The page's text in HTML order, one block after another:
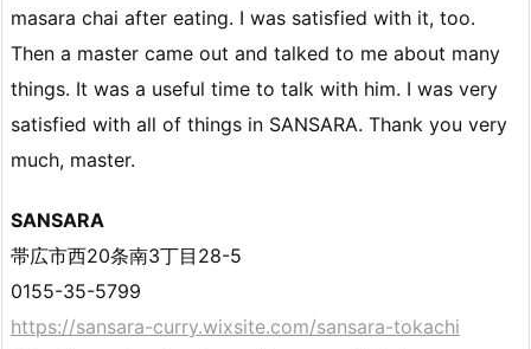
masara chai after eating. I was satisfied with it, too.
Then a master came out and talked to me about many
things. It was a useful time to talk with him. I was very
satisfied with all of things in SANSARA. Thank you very
much, master.
SANSARA
帯広市西20条南3丁目28-5
0155-35-5799
https://sansara-curry.wixsite.com/sansara-tokachi